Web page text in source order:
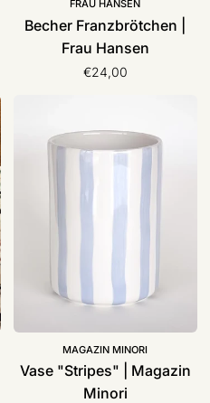
FRAU HANSEN
Becher Franzbrötchen |
Frau Hansen
€24,00
MAGAZIN MINORI
Vase "Stripes" | Magazin
Minori